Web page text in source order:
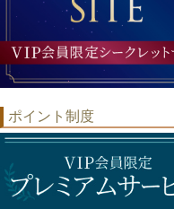
ポイント制度